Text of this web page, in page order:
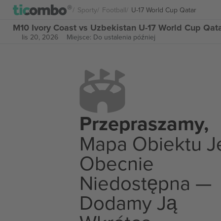
Sporty Football U-17 World Cup Qatar
M10 Ivory Coast vs Uzbekistan U-17 World Cup
lis 20, 2026 Miejsce: Do ustalenia później
Przepraszamy,
Mapa Obiektu
Obecnie
Niedostępna —
Dodamy Ją